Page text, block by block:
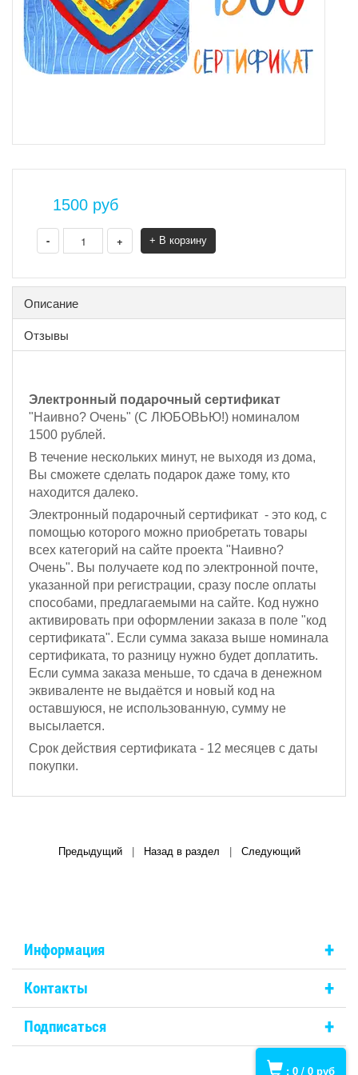
: 0 / 0 руб
1500 руб
- + + В корзину
Описание
Отзывы
Электронный подарочный сертификат
"Наивно? Очень" (С ЛЮБОВЬЮ!) номиналом
1500 рублей.
В течение нескольких минут, не выходя из дома,
Вы сможете сделать подарок даже тому, кто
находится далеко.
Электронный подарочный сертификат - это код, с
помощью которого можно приобретать товары
всех категорий на сайте проекта "Наивно?
Очень". Вы получаете код по электронной почте,
указанной при регистрации, сразу после оплаты
способами, предлагаемыми на сайте. Код нужно
активировать при оформлении заказа в поле "код
сертификата". Если сумма заказа выше номинала
сертификата, то разницу нужно будет доплатить.
Если сумма заказа меньше, то сдача в денежном
эквиваленте не выдаётся и новый код на
оставшуюся, не использованную, сумму не
высылается.
Срок действия сертификата - 12 месяцев с даты
покупки.
Предыдущий| Назад в раздел Следующий
Информация +
Контакты +
Подписаться +